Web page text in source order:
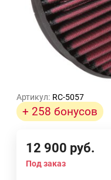
Артикул: RC-5057
+ 258 бонусов
12 900 руб.
Под заказ